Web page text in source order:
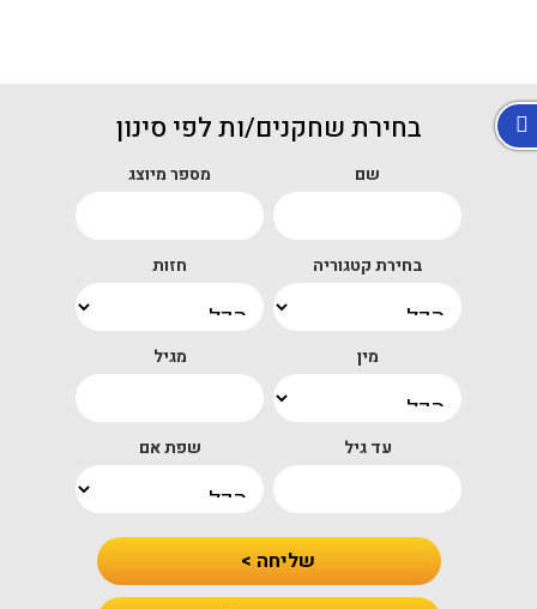
בחירת שחקנים/ות לפי סינון
שם מספר מיוצג
בחירת קטגוריה חזות
מין מגיל
עד גיל שפת אם
שליחה >